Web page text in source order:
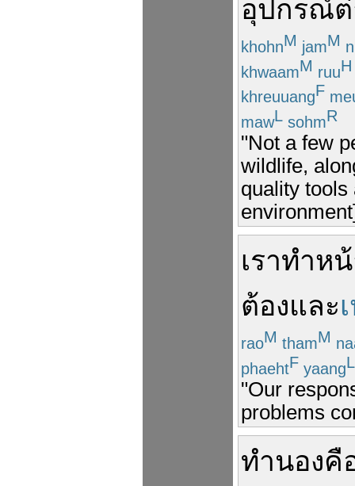
อุปกรณ์
khohnM jamM
khwaamM ruuH
khreuuangF
mawL sohmR
"Not a few
wildlife,
quality tools
เราทำห
ต้องและ
raoM thamM
phaehtF yaangL
"Our
problems
ทำนองคื